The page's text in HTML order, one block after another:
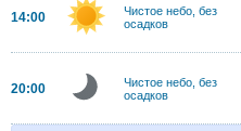
14:00
Чистое небо, без
осадков
20:00
Чистое небо, без
осадков